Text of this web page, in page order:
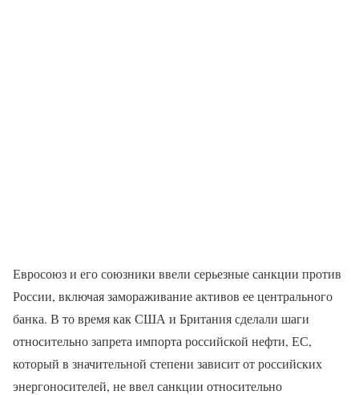
Евросоюз и его союзники ввели серьезные санкции против
России, включая замораживание активов ее центрального
банка. В то время как США и Британия сделали шаги
относительно запрета импорта российской нефти, ЕС,
который в значительной степени зависит от российских
энергоносителей, не ввел санкции относительно